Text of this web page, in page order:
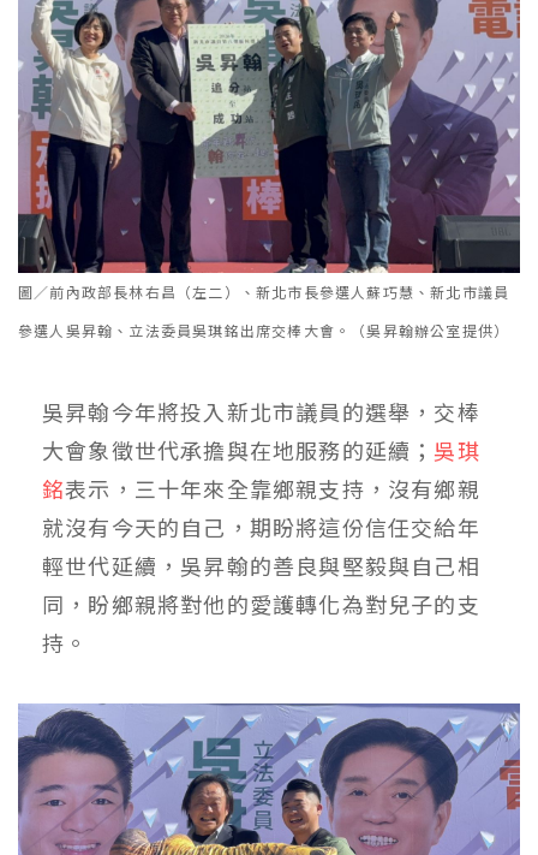
圖／前內政部長林右昌（左二）、新北市長參選人蘇巧慧、新北市議員
參選人吳昇翰、立法委員吳琪銘出席交棒大會。（吳昇翰辦公室提供）
吳昇翰今年將投入新北市議員的選舉，交棒
大會象徵世代承擔與在地服務的延續； 吳琪
銘表示，三十年來全靠鄉親支持，沒有鄉親
就沒有今天的自己，期盼將這份信任交給年
輕世代延續，吳昇翰的善良與堅毅與自己相
同，盼鄉親將對他的愛護轉化為對兒子的支
持。